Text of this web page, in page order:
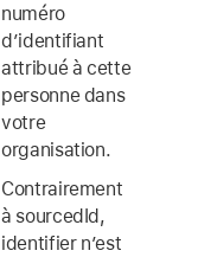
numéro
d’identifiant
attribué à cette
personne dans
votre
organisation.
Contrairement
à sourcedId,
identifier n’est